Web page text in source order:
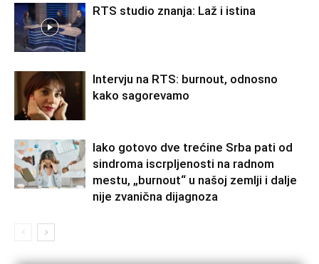
RTS studio znanja: Laž i istina
Intervju na RTS: burnout, odnosno
kako sagorevamo
Iako gotovo dve trećine Srba pati od
sindroma iscrpljenosti na radnom
mestu, „burnout“ u našoj zemlji i dalje
nije zvanična dijagnoza